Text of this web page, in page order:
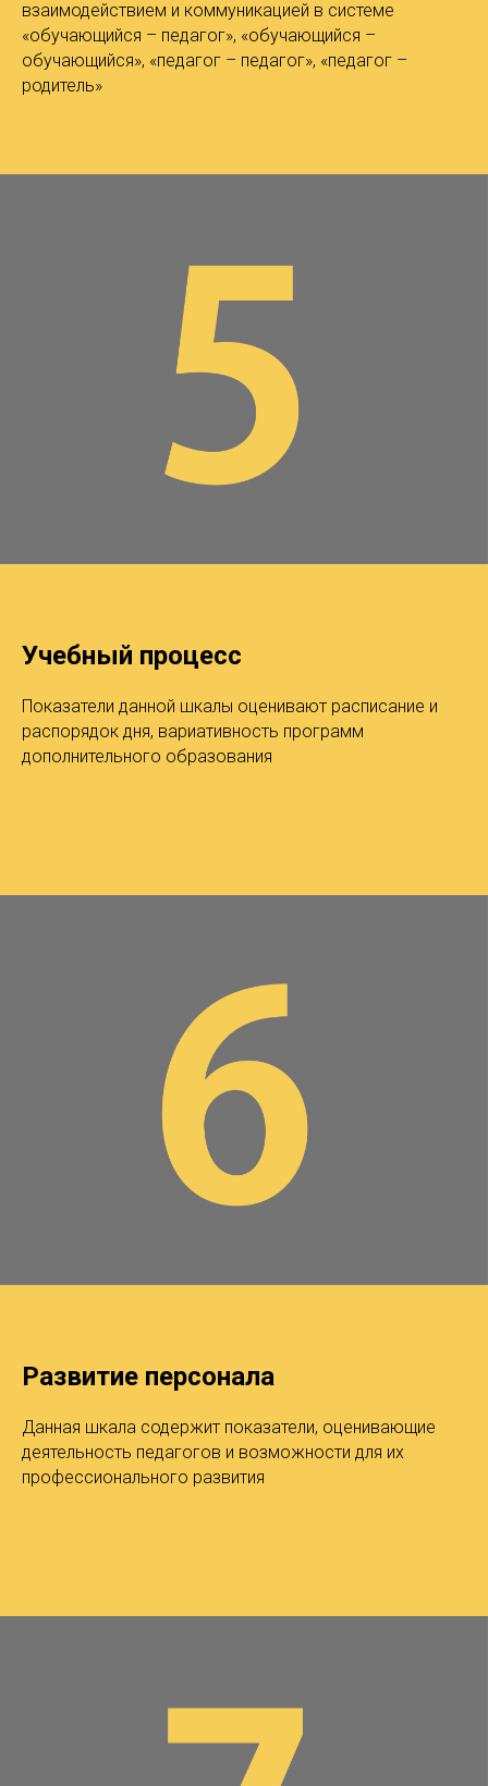
взаимодействием и коммуникацией в системе
«обучающийся – педагог», «обучающийся –
обучающийся», «педагог – педагог», «педагог –
родитель»
Учебный процесс
Показатели данной шкалы оценивают расписание и
распорядок дня, вариативность программ
дополнительного образования
Развитие персонала
Данная шкала содержит показатели, оценивающие
деятельность педагогов и возможности для их
профессионального развития